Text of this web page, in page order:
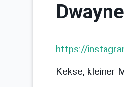
https://
Kekse, kleiner